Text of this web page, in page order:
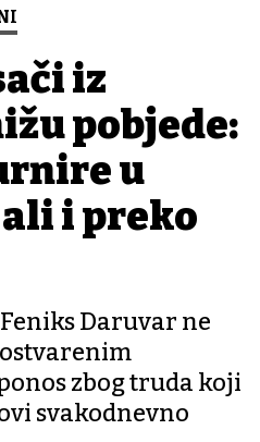
iz
pobjede:
u
i preko
Daruvar ne
zbog truda koji
svakodnevno